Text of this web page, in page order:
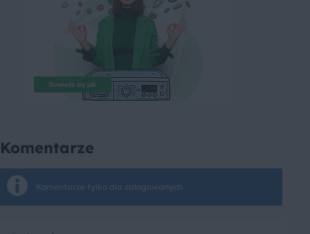
Komentarze
Komentarze tylko dla zalogowanych